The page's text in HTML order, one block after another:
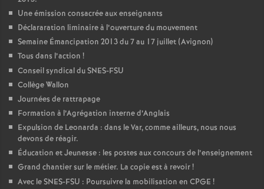
Une émission consacrée aux enseignants
Déclararation liminaire à l’ouverture du mouvement
Semaine Émancipation 2013 du 7 au 17 juillet (Avignon)
Tous dans l’action !
Conseil syndical du SNES-FSU
Collège Wallon
Journées de rattrapage
Formation à l’Agrégation interne d’Anglais
Expulsion de Leonarda : dans le Var, comme ailleurs, nous nous
devons de réagir.
Éducation et Jeunesse : les postes aux concours de l’enseignement
Grand chantier sur le métier. La copie est à revoir!
Avec le SNES-FSU : Poursuivre la mobilisation en CPGE !